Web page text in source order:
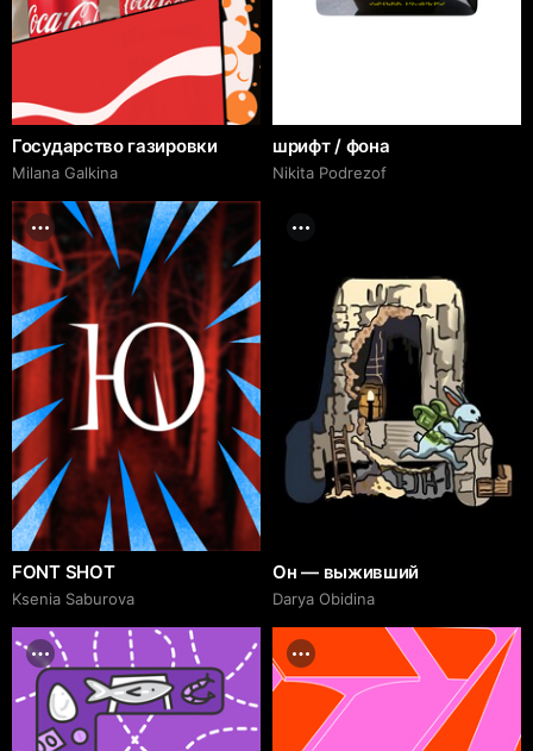
Государство газировки
Milana Galkina
шрифт / фона
Nikita Podrezof
FONT SHOT
Ksenia Saburova
Он — выживший
Darya Obidina